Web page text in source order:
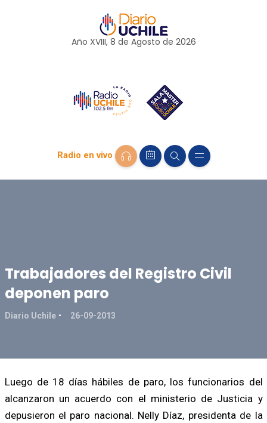
Año XVIII, 8 de Agosto de 2026
Radio en vivo
Trabajadores del Registro Civil
deponen paro
Diario Uchile 26-09-2013
Luego de 18 días hábiles de paro, los funcionarios del
alcanzaron un acuerdo con el ministerio de Justicia y
depusieron el paro nacional. Nelly Díaz, presidenta de la